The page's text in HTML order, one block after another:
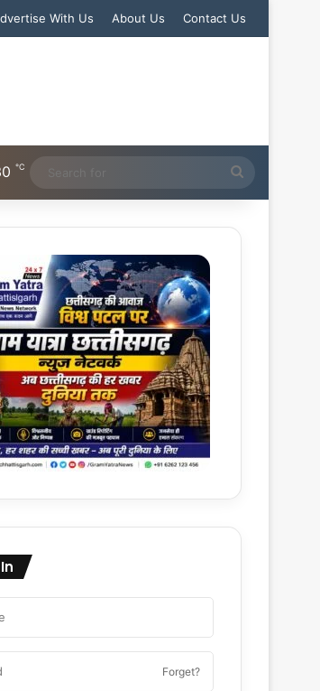
With Us About Us Contact Us
℃
for
Forget?